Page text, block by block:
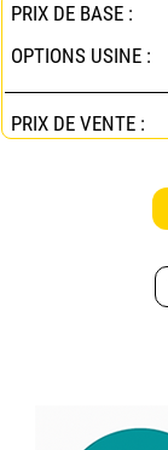
PRIX DE BASE :
OPTIONS USINE :
PRIX DE VENTE :